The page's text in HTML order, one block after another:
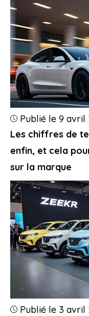
Les chiffres de
enfin, et cela
sur la marque
Publié le 9 avril
Publié le 3 avril